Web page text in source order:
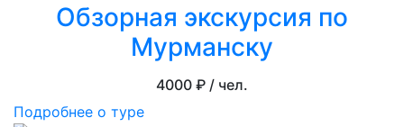
Обзорная экскурсия по
Мурманску
4000 ₽ / чел.
Подробнее о туре